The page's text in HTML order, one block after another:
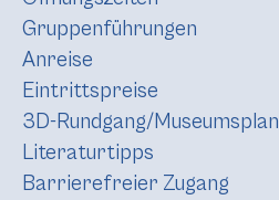
Gruppenführungen
Anreise
Eintrittspreise
3D-Rundgang/Museumsplan
Literaturtipps
Barrierefreier Zugang